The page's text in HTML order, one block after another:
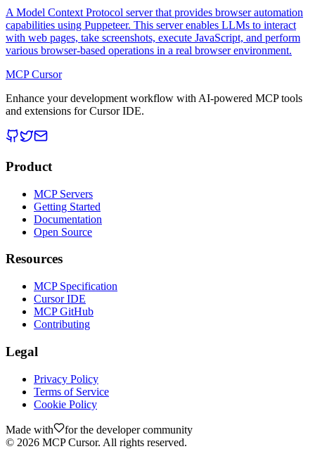
A Model Context Protocol server that provides browser automation
capabilities using Puppeteer. This server enables LLMs to interact
with web pages, take screenshots, execute JavaScript, and perform
various browser-based operations in a real browser environment.
MCP Cursor
Enhance your development workflow with AI-powered MCP tools
and extensions for Cursor IDE.
Product
MCP Servers
Getting Started
Documentation
Open Source
Resources
MCP Specification
Cursor IDE
MCP GitHub
Contributing
Legal
Privacy Policy
Terms of Service
Cookie Policy
Made with
for the developer community
© 2026 MCP Cursor. All rights reserved.